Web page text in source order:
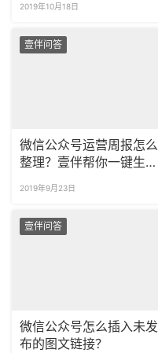
2019年10月18日
壹伴问答
微信公众号运营周报怎么
整理？壹伴帮你一键生成
2019年9月23日
壹伴问答
微信公众号怎么插入未发
布的图文链接？